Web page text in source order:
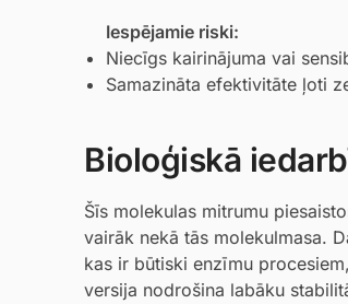
Iespējamie riski:
Niecīgs kairinājuma vai
Samazināta efektivitāte ļoti
Bioloģiskā
Šīs molekulas mitrumu
vairāk nekā tās molekulmasa.
kas ir būtiski enzīmu
versija nodrošina labāku